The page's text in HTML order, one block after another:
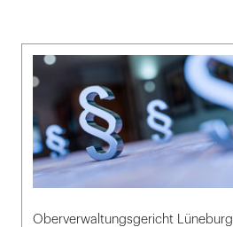
Oberverwaltungsgericht Lüneburg